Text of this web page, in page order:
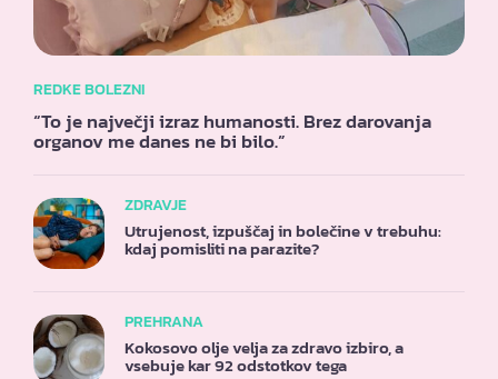
REDKE BOLEZNI
“To je največji izraz humanosti. Brez darovanja
organov me danes ne bi bilo.”
ZDRAVJE
Utrujenost, izpuščaj in bolečine v trebuhu:
kdaj pomisliti na parazite?
PREHRANA
Kokosovo olje velja za zdravo izbiro, a
vsebuje kar 92 odstotkov tega